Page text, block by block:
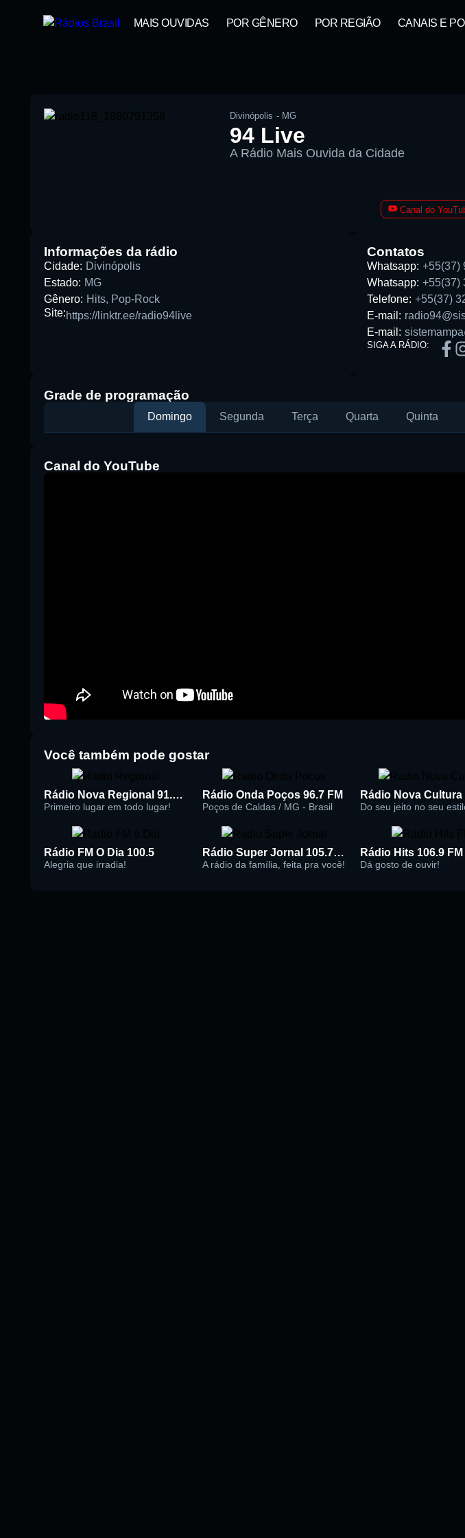
MAIS OUVIDAS POR GÊNERO POR REGIÃO CANAIS E
Buscar
Divinópolis - MG
94 Live
A Rádio Mais Ouvida da Cidade
Canal do
Informações da rádio
Cidade: Divinópolis
Estado: MG
Gênero: Hits, Pop-Rock
Site:https://linktr.ee/radio94live
Contatos
Whatsapp: +55(37)
Whatsapp: +55(37)
Telefone: +55(37)
E-mail:
E-mail:
SIGA A RÁDIO:
Grade de programação
Domingo Segunda Terça Quarta Quinta
Canal do YouTube
Você também pode gostar
Rádio Nova Regional 91.5 FM
Primeiro lugar em todo lugar!
Rádio Onda Poços 96.7 FM
Poços de Caldas / MG - Brasil Do seu jeito no seu
Rádio FM O Dia 100.5
Alegria que irradia!
Rádio Super Jornal 105.7 FM
A rádio da família, feita pra você!
Rádio Hits 106.9 FM
Dá gosto de ouvir!